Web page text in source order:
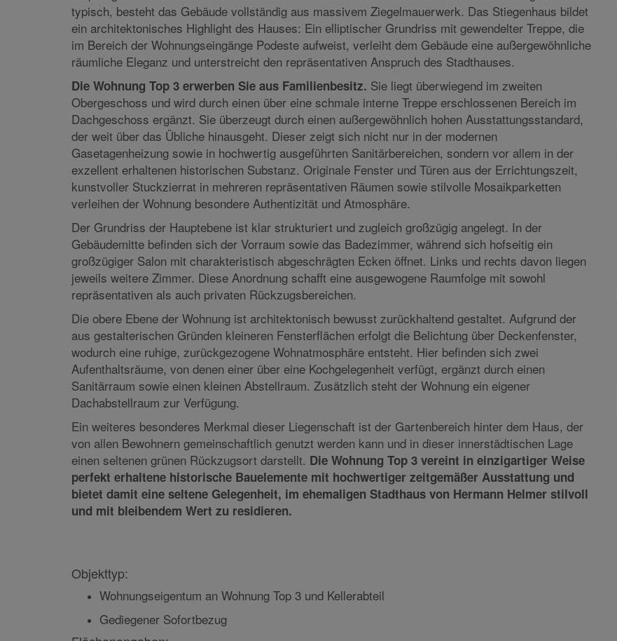
Im Jahr 1933 wurde das Gebäude von den Erben zu einem Vierfamilienhaus adaptiert. Der
ursprüngliche Charakter blieb in bemerkenswerter Weise bewahrt. Wie für die Errichtungszeit
typisch, besteht das Gebäude vollständig aus massivem Ziegelmauerwerk. Das Stiegenhaus bildet
ein architektonisches Highlight des Hauses: Ein elliptischer Grundriss mit gewendelter Treppe, die
im Bereich der Wohnungseingänge Podeste aufweist, verleiht dem Gebäude eine außergewöhnliche
räumliche Eleganz und unterstreicht den repräsentativen Anspruch des Stadthauses.
Die Wohnung Top 3 erwerben Sie aus Familienbesitz.Sie liegt überwiegend im zweiten
Obergeschoss und wird durch einen über eine schmale interne Treppe erschlossenen Bereich im
Dachgeschoss ergänzt. Sie überzeugt durch einen außergewöhnlich hohen Ausstattungsstandard,
der weit über das Übliche hinausgeht. Dieser zeigt sich nicht nur in der modernen
Gasetagenheizung sowie in hochwertig ausgeführten Sanitärbereichen, sondern vor allem in der
exzellent erhaltenen historischen Substanz. Originale Fenster und Türen aus der Errichtungszeit,
kunstvoller Stuckzierrat in mehreren repräsentativen Räumen sowie stilvolle Mosaikparketten
verleihen der Wohnung besondere Authentizität und Atmosphäre.
Der Grundriss der Hauptebene ist klar strukturiert und zugleich großzügig angelegt. In der
Gebäudemitte befinden sich der Vorraum sowie das Badezimmer, während sich hofseitig ein
großzügiger Salon mit charakteristisch abgeschrägten Ecken öffnet. Links und rechts davon liegen
jeweils weitere Zimmer. Diese Anordnung schafft eine ausgewogene Raumfolge mit sowohl
repräsentativen als auch privaten Rückzugsbereichen.
Die obere Ebene der Wohnung ist architektonisch bewusst zurückhaltend gestaltet. Aufgrund der
aus gestalterischen Gründen kleineren Fensterflächen erfolgt die Belichtung über Deckenfenster,
wodurch eine ruhige, zurückgezogene Wohnatmosphäre entsteht. Hier befinden sich zwei
Aufenthaltsräume, von denen einer über eine Kochgelegenheit verfügt, ergänzt durch einen
Sanitärraum sowie einen kleinen Abstellraum. Zusätzlich steht der Wohnung ein eigener
Dachabstellraum zur Verfügung.
Ein weiteres besonderes Merkmal dieser Liegenschaft ist der Gartenbereich hinter dem Haus, der
von allen Bewohnern gemeinschaftlich genutzt werden kann und in dieser innerstädtischen Lage
einen seltenen grünen Rückzugsort darstellt.Die Wohnung Top 3 vereint in einzigartiger Weise
perfekt erhaltene historische Bauelemente mit hochwertiger zeitgemäßer Ausstattung und
Wohnungseigentum an Wohnung Top 3 und Kellerabteil